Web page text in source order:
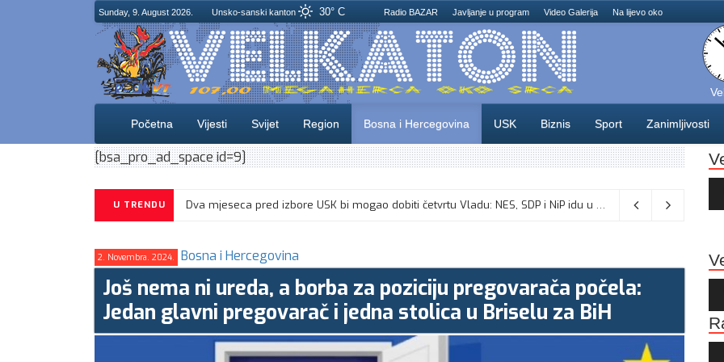
Sunday, 9. August 2026. Unsko-sanski kanton 30° C Radio BAZAR Javljanje u program Video Galerija Na lijevo oko
Početna Vijesti Svijet Region Bosna i Hercegovina USK Biznis Sport Zanimljivosti
[bsa_pro_ad_space id=9]
U TRENDU Odlične vijesti za naše košarkaše! Nijedan NBA igrač iz Litvanije ne želi igrati protiv BiH 08/08/2026
2. Novembra. 2024. Bosna i Hercegovina
Još nema ni ureda, a borba za poziciju pregovarača počela:
Jedan glavni pregovarač i jedna stolica u Briselu za BiH